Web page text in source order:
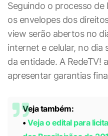
Seguindo o processo de
os envelopes dos
view serão abertos no
internet e celular, no dia
da entidade. A RedeTV!
apresentar garantias
Veja também:
•Veja o edital para